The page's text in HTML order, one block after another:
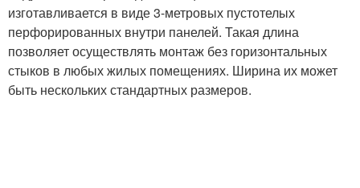
изготавливается в виде 3-метровых пустотелых
перфорированных внутри панелей. Такая длина
позволяет осуществлять монтаж без горизонтальных
стыков в любых жилых помещениях. Ширина их может
быть нескольких стандартных размеров.